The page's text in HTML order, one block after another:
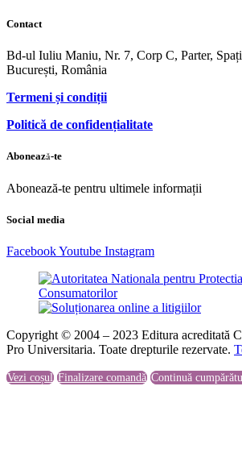
Contact
Bd-ul Iuliu Maniu, Nr. 7, Corp C, Parter,
București, România
Termeni și condiții
Politică de confidențialitate
Abonează-te
Abonează-te pentru ultimele informații
Social media
FacebookYoutube Instagram
Copyright © 2004 – 2023 Editura acreditată
Pro Universitaria. Toate drepturile rezervate.
Vezi coșul Finalizare comandă Continuă